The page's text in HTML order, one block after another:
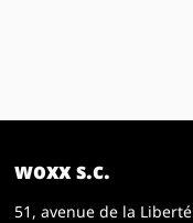
woxx s.c.
51, avenue de la Liberté